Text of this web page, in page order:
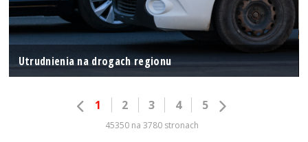
Utrudnienia na drogach regionu
1 2 3 4 5
45350 na 3780 stronach